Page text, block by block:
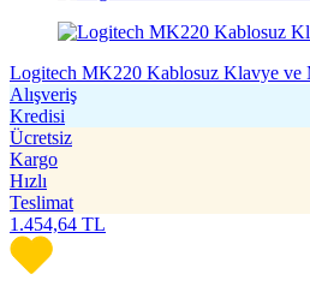
Logitech MK220 Kablosuz Klavye ve
Alışveriş
Kredisi
Ücretsiz
Kargo
Hızlı
Teslimat
1.454,64 TL